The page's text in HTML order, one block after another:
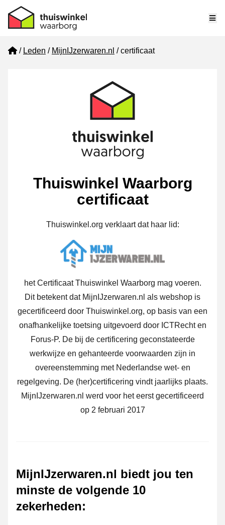
Home
Leden MijnIJzerwaren.nl certificaat
Thuiswinkel Waarborg
certificaat
Thuiswinkel.org verklaart dat haar lid:
het Certificaat Thuiswinkel Waarborg mag voeren.
Dit betekent dat MijnIJzerwaren.nl als webshop is
gecertificeerd door Thuiswinkel.org, op basis van een
onafhankelijke toetsing uitgevoerd door ICTRecht en
Forus-P. De bij de certificering geconstateerde
werkwijze en gehanteerde voorwaarden zijn in
overeenstemming met Nederlandse wet- en
regelgeving. De (her)certificering vindt jaarlijks plaats.
MijnIJzerwaren.nl werd voor het eerst gecertificeerd
op 2 februari 2017
MijnIJzerwaren.nl biedt jou ten
minste de volgende 10
zekerheden: